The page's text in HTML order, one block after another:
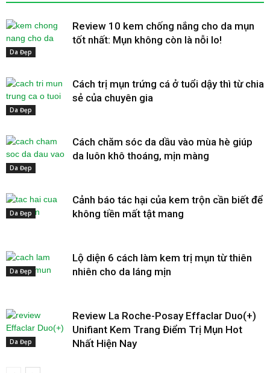
Da Đẹp
Review 10 kem chống nắng cho da mụn
tốt nhất: Mụn không còn là nỗi lo!
Da Đẹp
Cách trị mụn trứng cá ở tuổi dậy thì từ chia
sẻ của chuyên gia
Da Đẹp
Cách chăm sóc da dầu vào mùa hè giúp
da luôn khô thoáng, mịn màng
Da Đẹp
Cảnh báo tác hại của kem trộn cần biết để
không tiền mất tật mang
Da Đẹp
Lộ diện 6 cách làm kem trị mụn từ thiên
nhiên cho da láng mịn
Da Đẹp
Review La Roche-Posay Effaclar Duo(+)
Unifiant Kem Trang Điểm Trị Mụn Hot
Nhất Hiện Nay